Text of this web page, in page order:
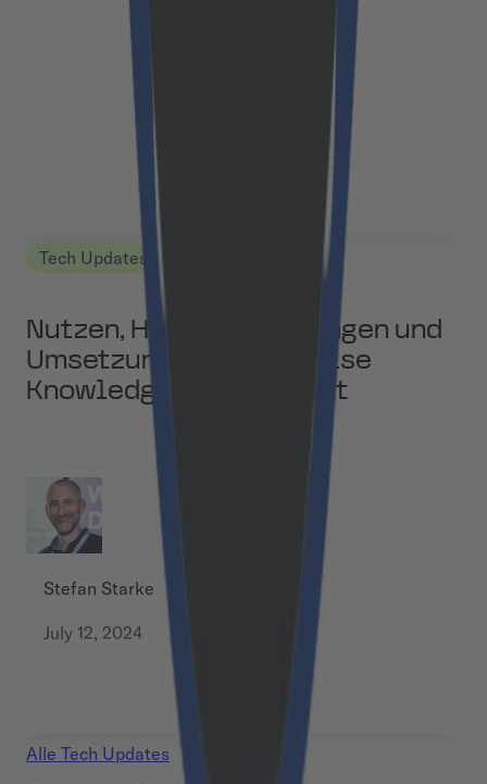
Tech Updates
Nutzen, Herausforderungen und
Umsetzung von Enterprise
Knowledge Management
Stefan Starke
July 12, 2024
Alle Tech Updates